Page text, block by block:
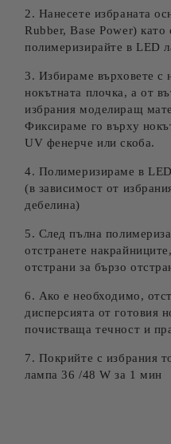
2. Нанесете избраната
Rubber, Base Power) като
полимеризирайте в LED
3. Избираме върховете с
нокътната плочка, а от
избрания моделиращ
Фиксираме го върху
UV фенерче или скоба.
4. Полимеризираме в
(в зависимост от
дебелина)
5. След пълна
отстранете
отстрани за бързо
6. Ако е необходимо,
дисперсията от готовия
почистваща течност и
7. Покрийте с избрания
лампа 36 /48 W за 1 мин